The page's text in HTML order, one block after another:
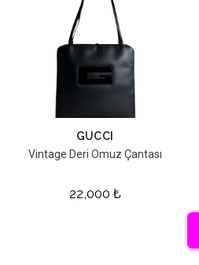
GUCCI
Vintage Deri Omuz Çantası
22,000 ₺